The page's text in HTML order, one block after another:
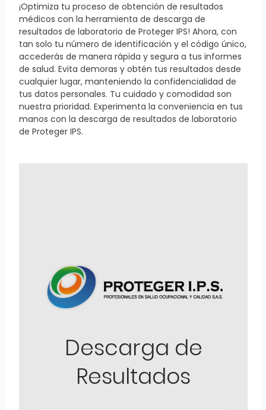
¡Optimiza tu proceso de obtención de resultados
médicos con la herramienta de descarga de
resultados de laboratorio de Proteger IPS! Ahora, con
tan solo tu número de identificación y el código único,
accederás de manera rápida y segura a tus informes
de salud. Evita demoras y obtén tus resultados desde
cualquier lugar, manteniendo la confidencialidad de
tus datos personales. Tu cuidado y comodidad son
nuestra prioridad. Experimenta la conveniencia en tus
manos con la descarga de resultados de laboratorio
de Proteger IPS.